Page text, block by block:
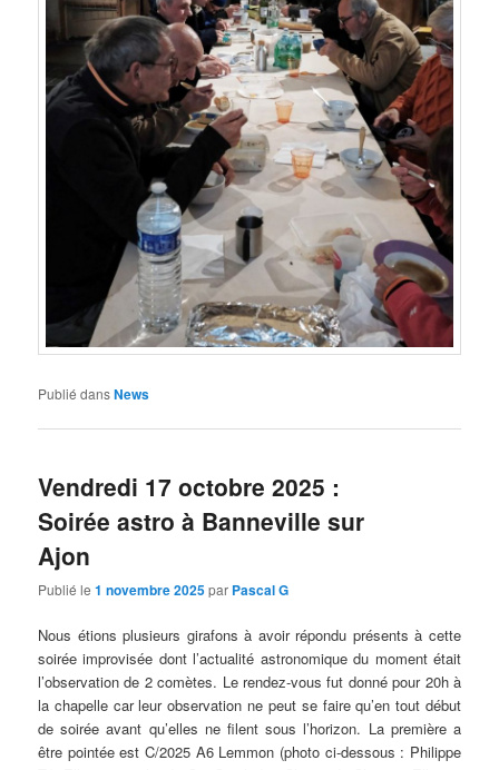
Publié dansNews
Vendredi 17 octobre 2025 :
Soirée astro à Banneville sur
Ajon
Publié le1 novembre 2025par Pascal G
Nous étions plusieurs girafons à avoir répondu présents à cette
soirée improvisée dont l’actualité astronomique du moment était
l’observation de 2 comètes. Le rendez-vous fut donné pour 20h à
la chapelle car leur observation ne peut se faire qu’en tout début
de soirée avant qu’elles ne filent sous l’horizon. La première a
être pointée est C/2025 A6 Lemmon (photo ci-dessous : Philippe